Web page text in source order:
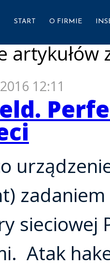
START O FIRMIE
artykułów
12:11
sieciowej
Atak